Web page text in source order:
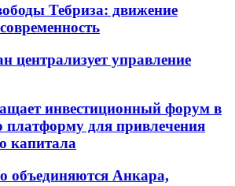
Тебриза: движение
централизует управление
инвестиционный форум в
платформу для привлечения
капитала
объединяются Анкара,